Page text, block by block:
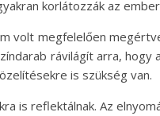
korlátozzák az
megfelelően
rávilágít arra,
is szükség van.
is reflektálnak. Az